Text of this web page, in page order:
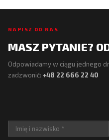
NAPISZ DO NAS
MASZ PYTANIE?
Odpowiadamy w ciągu jednego
zadzwonić: +48 22 666 22 40